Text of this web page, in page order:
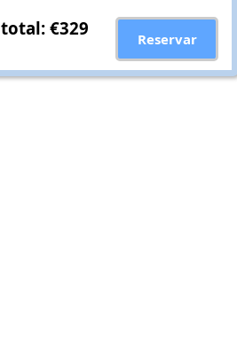
total: €329 Reservar